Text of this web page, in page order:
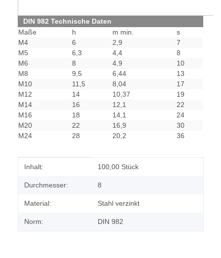
DIN 982 Technische Daten
Maße
h m min.
s
M4
6 2,9
7
M5
6,3 4,4
8
M6
8 4,9
10
M8
9,5 6,44
13
M10
11,5 8,04
17
M12
14 10,37
19
M14
16 12,1
22
M16
18 14,1
24
M20
22 16,9
30
M24
28 20,2 36
Produkteigenschaft
Wert
Inhalt: 100,00 Stück
Durchmesser: 8
Material: Stahl verzinkt
Norm: DIN 982